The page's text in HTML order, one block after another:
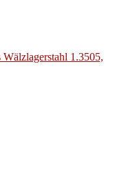
Wälzlagerstahl 1.3505,